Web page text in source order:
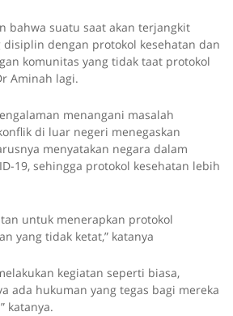
bahwa suatu saat akan terjangkit
disiplin dengan protokol kesehatan dan
komunitas yang tidak taat protokol
Aminah lagi.
menangani masalah
di luar negeri menegaskan
menyatakan negara dalam
19, sehingga protokol kesehatan lebih
untuk menerapkan protokol
yang tidak ketat,” katanya
kegiatan seperti biasa,
ada hukuman yang tegas bagi mereka
katanya.